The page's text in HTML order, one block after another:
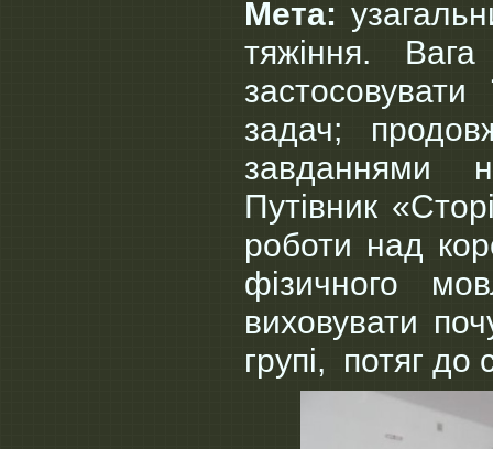
Мета:
тяжіння.
задач;
завданнями
Путівник
роботи над
фізичного
виховувати
групі, потяг до